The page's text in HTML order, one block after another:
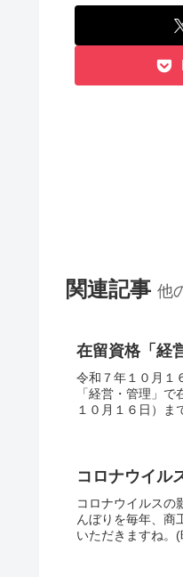
関連記事 他
在留資格「経
令和７年１０月１
「経営・管理」
１０月１６日）ま
コロナウイル
コロナウイルスの
んぼりを毎年、商
いただきますね。(